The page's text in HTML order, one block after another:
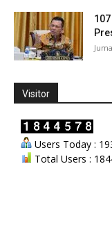
Visitor
Users Today :
Total Users :